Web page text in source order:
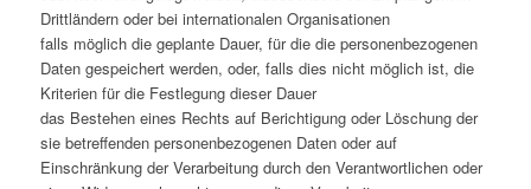
Drittländern oder bei internationalen Organisationen
falls möglich die geplante Dauer, für die die personenbezogenen
Daten gespeichert werden, oder, falls dies nicht möglich ist, die
Kriterien für die Festlegung dieser Dauer
das Bestehen eines Rechts auf Berichtigung oder Löschung der
sie betreffenden personenbezogenen Daten oder auf
Einschränkung der Verarbeitung durch den Verantwortlichen oder